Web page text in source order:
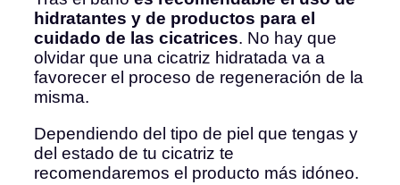
hidratantes y de productos para el
cuidado de las cicatrices. No hay que
olvidar que una cicatriz hidratada va a
favorecer el proceso de regeneración de la
misma.
Dependiendo del tipo de piel que tengas y
del estado de tu cicatriz te
recomendaremos el producto más idóneo.